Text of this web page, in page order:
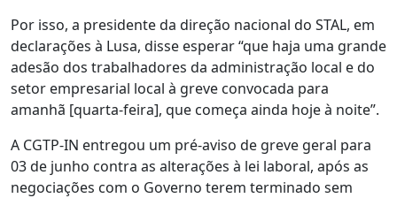
Por isso, a presidente da direção nacional do STAL, em
declarações à Lusa, disse esperar “que haja uma grande
adesão dos trabalhadores da administração local e do
setor empresarial local à greve convocada para
amanhã [quarta-feira], que começa ainda hoje à noite”.
A CGTP-IN entregou um pré-aviso de greve geral para
03 de junho contra as alterações à lei laboral, após as
negociações com o Governo terem terminado sem